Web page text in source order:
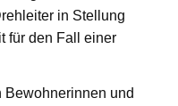
in Stellung
für den Fall einer
und